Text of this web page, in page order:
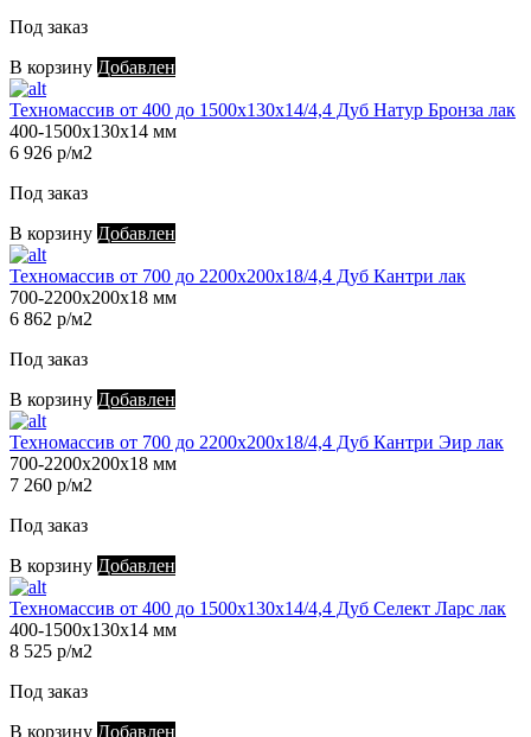
Под заказ
В корзину Добавлен
Техномассив от 400 до 1500х130х14/4,4 Дуб Натур Бронза лак
400-1500х130х14 мм
6 926 р/м2
Под заказ
В корзину Добавлен
Техномассив от 700 до 2200х200х18/4,4 Дуб Кантри лак
700-2200х200х18 мм
6 862 р/м2
Под заказ
В корзину Добавлен
Техномассив от 700 до 2200х200х18/4,4 Дуб Кантри Эир лак
700-2200х200х18 мм
7 260 р/м2
Под заказ
В корзину Добавлен
Техномассив от 400 до 1500х130х14/4,4 Дуб Селект Ларс лак
400-1500х130х14 мм
8 525 р/м2
Под заказ
В корзину Добавлен